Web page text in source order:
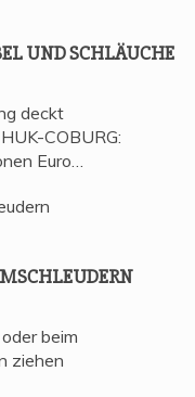
UND SCHLÄUCHE
deckt
COBURG:
Euro…
beim
ziehen